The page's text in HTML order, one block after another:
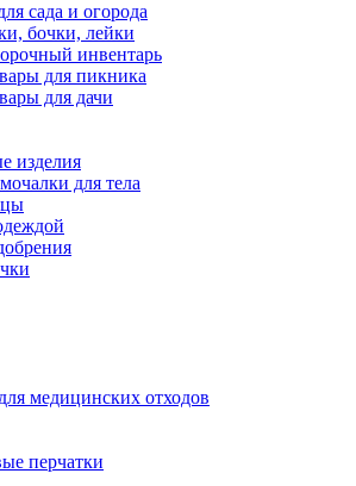
сада и огорода
бочки, лейки
инвентарь
для пикника
для дачи
изделия
для тела
медицинских отходов
перчатки